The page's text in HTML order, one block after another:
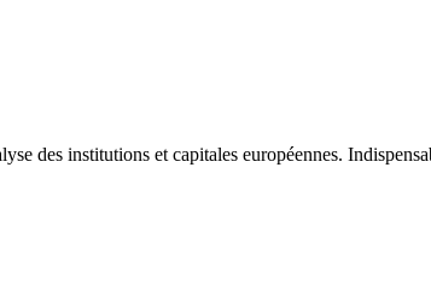
des institutions et capitales européennes.